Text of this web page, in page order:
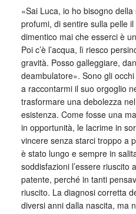
«Sai Luca, io ho bisogno
profumi, di sentire sulla pelle
dimentico mai che esserci è
Poi c’è l’acqua, lì riesco
gravità. Posso galleggiare,
deambulatore». Sono gli
a raccontarmi il suo orgoglio
trasformare una debolezza
esistenza. Come fosse una
in opportunità, le lacrime in
vincere senza starci troppo a
è stato lungo e sempre in
soddisfazioni l’essere riuscito
patente, perché in tanti
riuscito. La diagnosi corretta
diversi anni dalla nascita, ma